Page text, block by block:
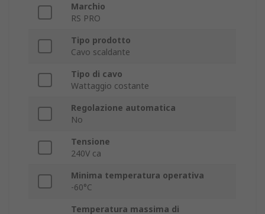
Marchio
RS PRO
Tipo prodotto
Cavo scaldante
Tipo di cavo
Wattaggio costante
Regolazione automatica
No
Tensione
240V ca
Minima temperatura operativa
-60°C
Temperatura massima di